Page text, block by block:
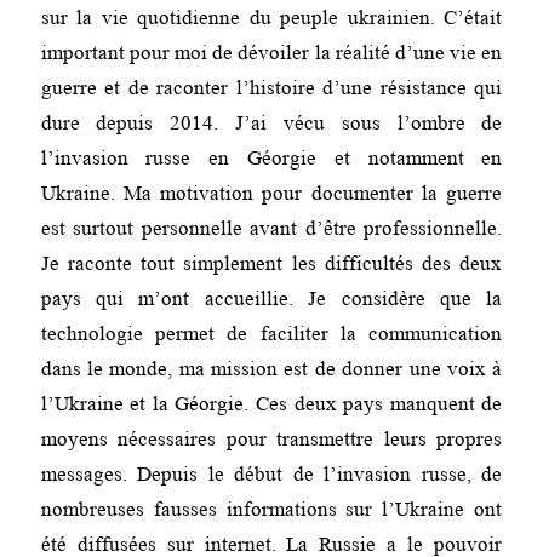
sur la vie quotidienne du peuple ukrainien. C’était
important pour moi de dévoiler la réalité d’une vie en
guerre et de raconter l’histoire d’une résistance qui
dure depuis 2014. J’ai vécu sous l’ombre de
l’invasion russe en Géorgie et notamment en
Ukraine. Ma motivation pour documenter la guerre
est surtout personnelle avant d’être professionnelle.
Je raconte tout simplement les difficultés des deux
pays qui m’ont accueillie. Je considère que la
technologie permet de faciliter la communication
dans le monde, ma mission est de donner une voix à
l’Ukraine et la Géorgie. Ces deux pays manquent de
moyens nécessaires pour transmettre leurs propres
messages. Depuis le début de l’invasion russe, de
nombreuses fausses informations sur l’Ukraine ont
été diffusées sur internet. La Russie a le pouvoir